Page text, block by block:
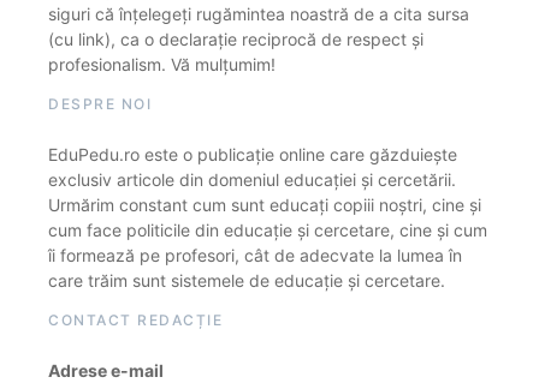
siguri că înțelegeți rugămintea noastră de a cita sursa
(cu link), ca o declarație reciprocă de respect și
profesionalism. Vă mulțumim!
DESPRE NOI
EduPedu.ro este o publicație online care găzduiește
exclusiv articole din domeniul educației și cercetării.
Urmărim constant cum sunt educați copiii noștri, cine și
cum face politicile din educație și cercetare, cine și cum
îi formează pe profesori, cât de adecvate la lumea în
care trăim sunt sistemele de educație și cercetare.
CONTACT REDACȚIE
Adrese e-mail